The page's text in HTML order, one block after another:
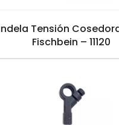
Tensión
Fischbein – 11120